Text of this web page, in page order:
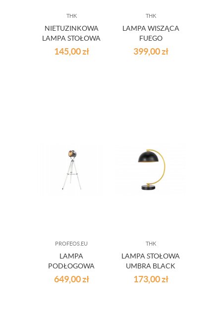
THK
NIETUZINKOWA
LAMPA STOŁOWA
XARA BLACK
145,00zł
THK
LAMPA WISZĄCA
FUEGO
399,00zł
PROFEOS.EU
LAMPA
PODŁOGOWA
NIVA WHITE
WYM.155X70CM,
649,00zł
THK
LAMPA STOŁOWA
UMBRA BLACK
173,00zł